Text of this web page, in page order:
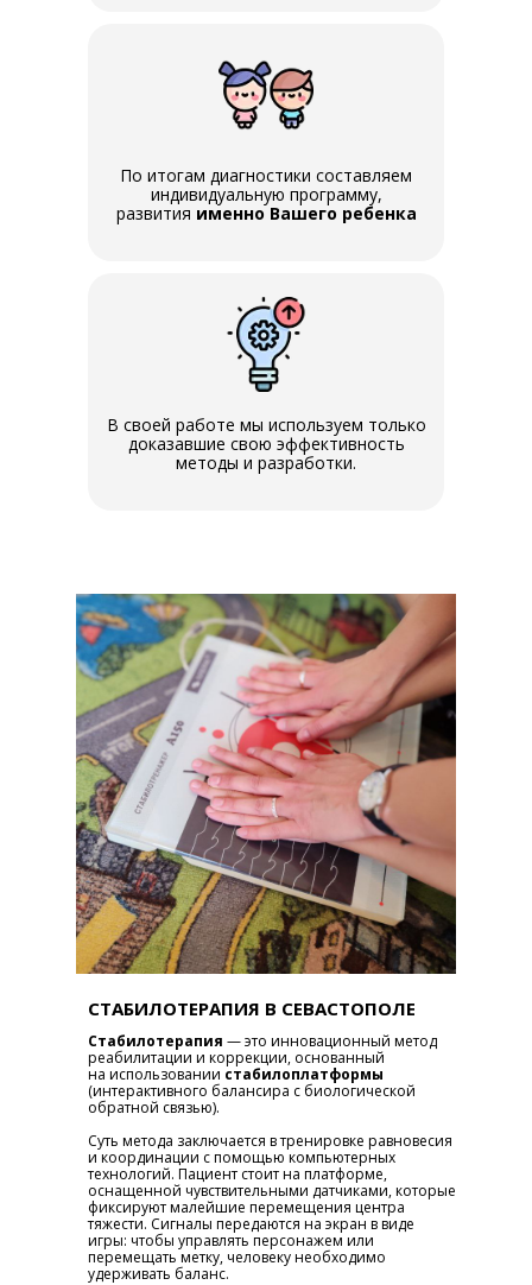
По итогам диагностики составляем
индивидуальную программу,
развития именно Вашего ребенка
В своей работе мы используем только
доказавшие свою эффективность
методы и разработки.
СТАБИЛОТЕРАПИЯ В СЕВАСТОПОЛЕ
Стабилотерапия — это инновационный метод
реабилитации и коррекции, основанный
на использовании стабилоплатформы
(интерактивного балансира с биологической
обратной связью).
Суть метода заключается в тренировке равновесия
и координации с помощью компьютерных
технологий. Пациент стоит на платформе,
оснащенной чувствительными датчиками, которые
фиксируют малейшие перемещения центра
тяжести. Сигналы передаются на экран в виде
игры: чтобы управлять персонажем или
перемещать метку, человеку необходимо
удерживать баланс.